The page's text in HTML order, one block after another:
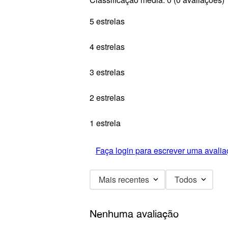
5 estrelas
4 estrelas
3 estrelas
2 estrelas
1 estrela
Faça login para escrever uma
Mais recentes Todos
Nenhuma avaliação